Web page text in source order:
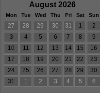
August 2026
Mon Tue Wed Thu Fri Sat Sun
27 28 29 30 31 1
2
3
4 5 6 7 8
9
10
11 12 13 14 15
16
17
18 19 20 21 22
23
24
25 26 27 28 29
30
31
1 2 3 4 5 6